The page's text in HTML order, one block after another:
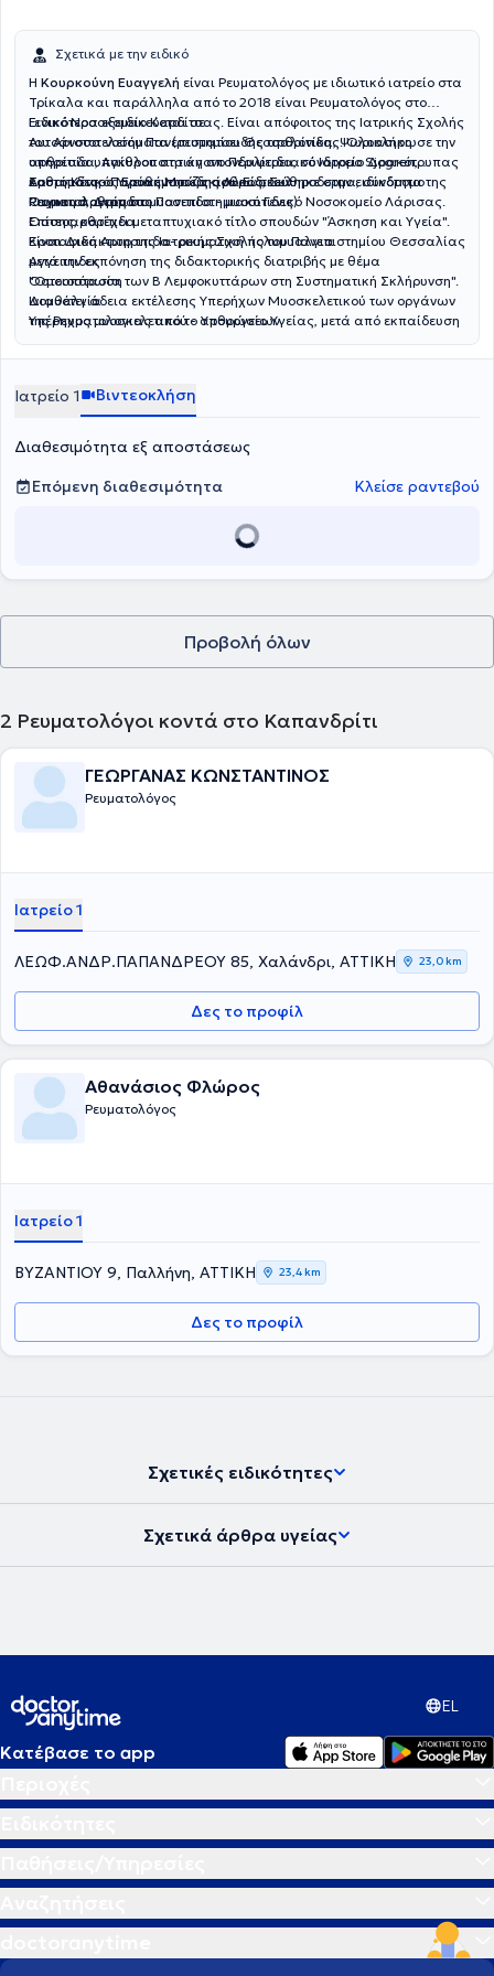
Σχετικά με την ειδικό
Η Κουρκούνη Ευαγγελή είναι Ρευματολόγος με ιδιωτικό ιατρείο στα
Τρίκαλα και παράλληλα από το 2018 είναι Ρευματολόγος στο
Γενικό Νοσοκομείο Καρδίτσας. Είναι απόφοιτος της Ιατρικής Σχολής
του Αριστοτελείου Πανεπιστημίου Θεσσαλονίκης. Ολοκλήρωσε την
υπηρεσία υπαίθρου στο άγονο Περιφερειακό Ιατρείο Δρακότρυπας
και το Κέντρο Υγείας Μουζακίου. Ειδικεύθηκε στην ειδικότητα της
Ρευματολογιας στο Πανεπιστημιακό Γενικό Νοσοκομείο Λάρισας.
Επίσης, κατέχει μεταπτυχιακό τίτλο σπουδών "Άσκηση και Υγεία".
Είναι Διδάκτωρ της Ιατρικής Σχολής του Πανεπιστημίου Θεσσαλίας
μετά την εκπόνηση της διδακτορικής διατριβής με θέμα
"Ομοιοστασία των Β Λεμφοκυττάρων στη Συστηματική Σκλήρυνση".
Διαθέτει άδεια εκτέλεσης Υπερήχων Μυοσκελετικού των οργάνων
της Ρευματολογιας από το Υπουργείο Υγείας, μετά από εκπαίδευση
τακτικά ως ομιλήτρια ή πρόεδρος σε ρευματολογικά συνέδρια.
Ειδικότερα εξειδικεύεται σε:
Αυτοάνοσα νοσήματα (ρευματοειδής αρθρίτιδα, Ψωριασικη
αρθρίτιδα, Αγκυλοποιητικη σπονδυλίτιδα, σύνδρομο Sjogren,
Συστηματικός Ερυθηματώδης Λύκος, Σκληροδερμα, σύνδρομο
Raynaud, Δερματομυοσιτιδα - μυοσιτιδες)
Αρθρίτιδες - Παρακέντησεις αρθρώσεων
Ουρικη αρθρίτιδα
Οστεοαρθρίτιδα
Κροταφικη Αρτηριτιδα- ρευματική πολυμυαλγια
Αγγειιτιδες
Οστεοπόρωση
Ινομυαλγία
Υπέρηχος μυοσκελετικού - αρθρώσεων
Ιατρείο 1 Βιντεοκλήση
Διαθεσιμότητα εξ αποστάσεως
Επόμενη διαθεσιμότητα
Κλείσε ραντεβού
Προβολή όλων
2 Ρευματολόγοι κοντά στο Καπανδρίτι
ΓΕΩΡΓΑΝΑΣ ΚΩΝΣΤΑΝΤΙΝΟΣ
Ρευματολόγος
Ιατρείο 1
ΛΕΩΦ.ΑΝΔΡ.ΠΑΠΑΝΔΡΕΟΥ 85, Χαλάνδρι, ΑΤΤΙΚΗ 23,0 km
Δες το προφίλ
Αθανάσιος Φλώρος
Ρευματολόγος
Ιατρείο 1
ΒΥΖΑΝΤΙΟΥ 9, Παλλήνη, ΑΤΤΙΚΗ 23,4 km
Δες το προφίλ
Σχετικές ειδικότητες
Σχετικά άρθρα υγείας
EL
Κατέβασε το app